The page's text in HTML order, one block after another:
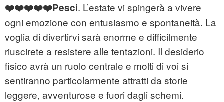
❤️❤️❤️❤️❤️Pesci. L’estate vi spingerà a vivere
ogni emozione con entusiasmo e spontaneità. La
voglia di divertirvi sarà enorme e difficilmente
riuscirete a resistere alle tentazioni. Il desiderio
fisico avrà un ruolo centrale e molti di voi si
sentiranno particolarmente attratti da storie
leggere, avventurose e fuori dagli schemi.